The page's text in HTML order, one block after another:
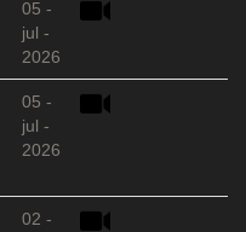
05 -
jul -
2026
05 -
jul -
2026
02 -